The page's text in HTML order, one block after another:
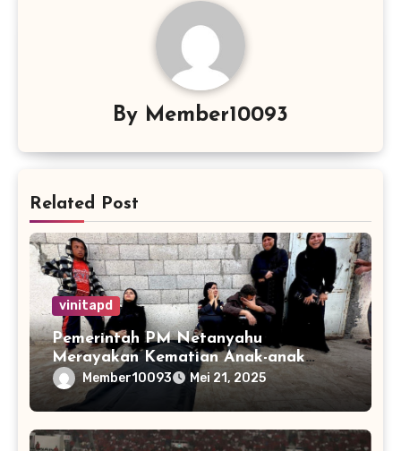
By Member10093
Related Post
vinitapd
Pemerintah PM Netanyahu
Merayakan Kematian Anak-anak
GazaMember10093 Mei 21, 2025